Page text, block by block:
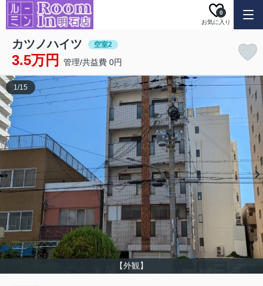
お気に入り
0
カツノハイツ 空室2
3.5万円 管理/共益費 0円
【外観】
1/15